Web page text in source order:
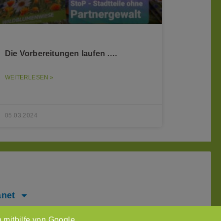
Die Vorbereitungen laufen ….
WEITERLESEN »
05.03.2024